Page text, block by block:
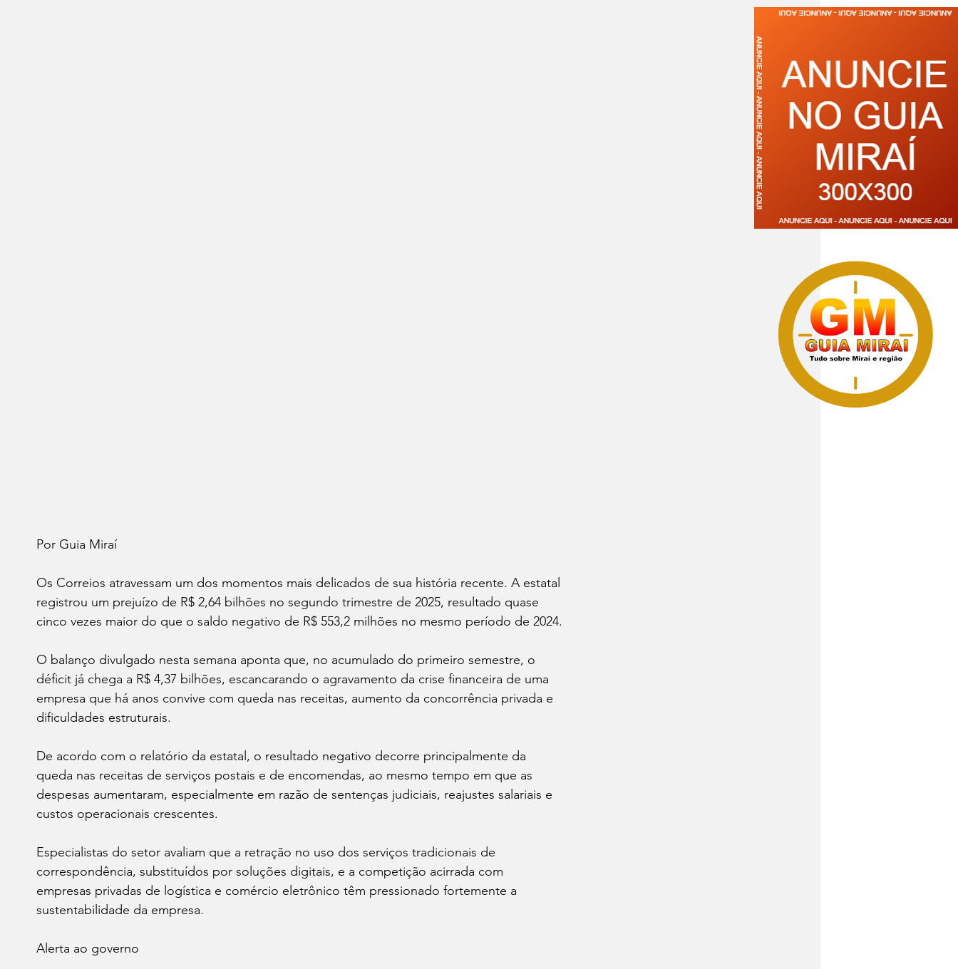
Por Guia Miraí
Os Correios atravessam um dos momentos mais delicados de sua história recente. A estatal
registrou um prejuízo de R$ 2,64 bilhões no segundo trimestre de 2025, resultado quase
cinco vezes maior do que o saldo negativo de R$ 553,2 milhões no mesmo período de 2024.
O balanço divulgado nesta semana aponta que, no acumulado do primeiro semestre, o
déficit já chega a R$ 4,37 bilhões, escancarando o agravamento da crise financeira de uma
empresa que há anos convive com queda nas receitas, aumento da concorrência privada e
dificuldades estruturais.
De acordo com o relatório da estatal, o resultado negativo decorre principalmente da
queda nas receitas de serviços postais e de encomendas, ao mesmo tempo em que as
despesas aumentaram, especialmente em razão de sentenças judiciais, reajustes salariais e
custos operacionais crescentes.
Especialistas do setor avaliam que a retração no uso dos serviços tradicionais de
correspondência, substituídos por soluções digitais, e a competição acirrada com
empresas privadas de logística e comércio eletrônico têm pressionado fortemente a
sustentabilidade da empresa.
Alerta ao governo